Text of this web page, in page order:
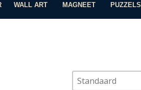
WALL ART MAGNEET PUZZELS
Sorteer op
Sort content
Sort content